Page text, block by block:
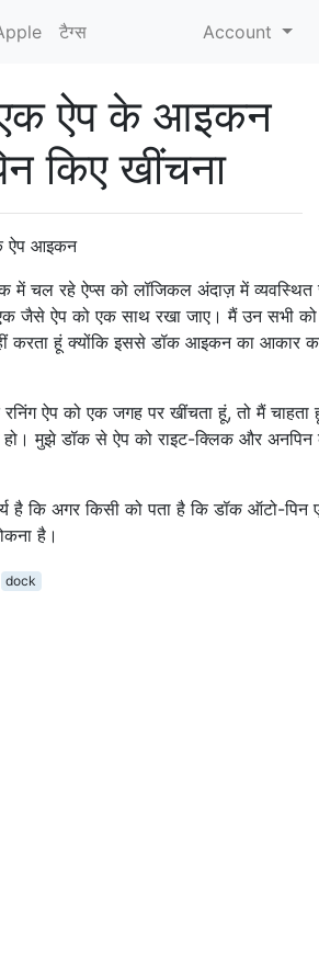
टैग्‍स Account
एक ऐप के आइकन
किए खींचना
में चल रहे ऐप्स को लॉजिकल अंदाज़ में व्यवस्थित
जैसे ऐप को एक साथ रखा जाए। मैं उन सभी
करता हूं क्योंकि इससे डॉक आइकन का आकार
ऐप को एक जगह पर खींचता हूं, तो मैं चाहता
हो। मुझे डॉक से ऐप को राइट-क्लिक और अनपिन
है कि अगर किसी को पता है कि डॉक ऑटो-पिन
है।
dock